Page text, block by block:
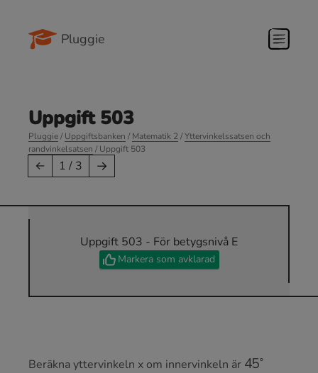
Pluggie
Uppgift 503
Pluggie/Uppgiftsbanken /Matematik 2/Yttervinkelssatsen och
randvinkelsatsen / Uppgift 503
← 1 / 3 →
Uppgift 503 - För betygsnivå E
Markera som avklarad
Beräkna yttervinkeln x om innervinkeln är
45∘